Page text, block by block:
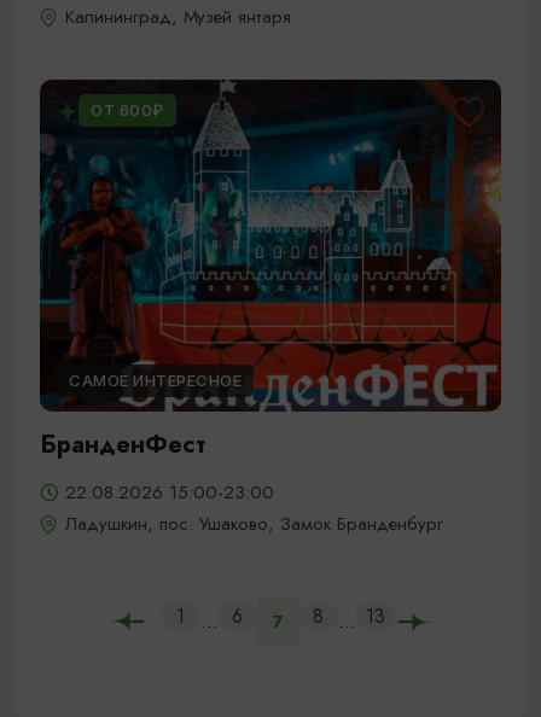
Калининград, Музей янтаря
ОТ 600₽
САМОЕ ИНТЕРЕСНОЕ
БранденФест
22.08.2026 15:00-23:00
Ладушкин, пос. Ушаково, Замок Бранденбург
1 ... 6 7 8 ... 13